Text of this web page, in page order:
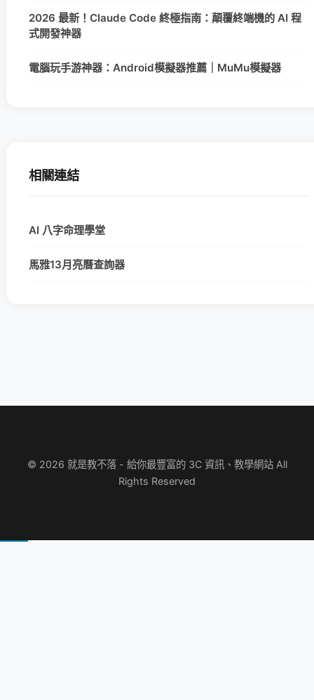
2026 最新！Claude Code 終極指南：顛覆終端機的 AI 程
式開發神器
電腦玩手游神器：Android模擬器推薦｜MuMu模擬器
相關連結
AI 八字命理學堂
馬雅13月亮曆查詢器
© 2026 就是教不落 - 給你最豐富的 3C 資訊、教學網站 All
Rights Reserved